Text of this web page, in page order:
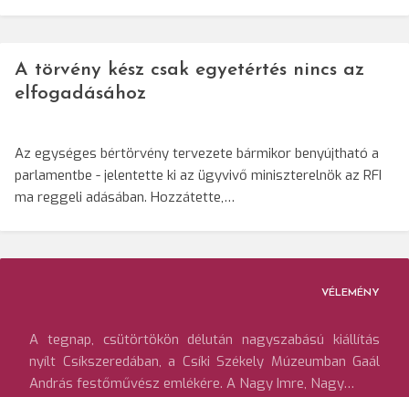
A törvény kész csak egyetértés nincs az
elfogadásához
Az egységes bértörvény tervezete bármikor benyújtható a
parlamentbe - jelentette ki az ügyvivő miniszterelnök az RFI
ma reggeli adásában. Hozzátette,…
VÉLEMÉNY
A tegnap, csütörtökön délután nagyszabású kiállítás
nyílt Csíkszeredában, a Csíki Székely Múzeumban Gaál
András festőművész emlékére. A Nagy Imre, Nagy…